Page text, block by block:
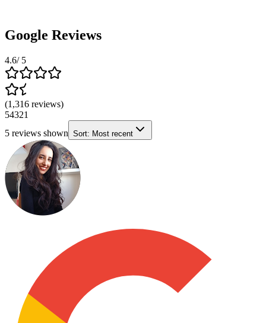
Google Reviews
4.6/ 5
(1,316 reviews)
54321
5 reviews shown Sort: Most recent